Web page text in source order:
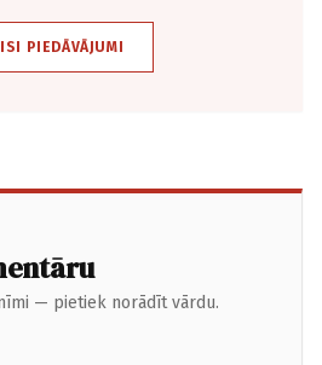
PIEDĀVĀJUMI
— pietiek norādīt vārdu.